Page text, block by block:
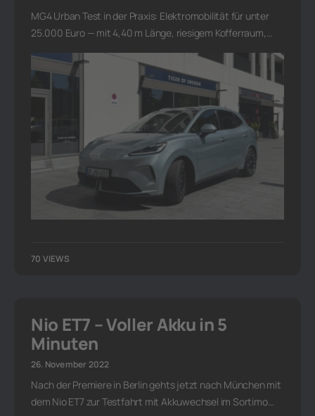
MG4 Urban Test in der Praxis: Elektromobilität für unter
25.000 Euro — mit 4,40 m Länge, riesigem Kofferraum,…
70 VIEWS
Nio ET7 – Voller Akku in 5
Minuten
26. November 2022
Nach der Premiere in Berlin gehts jetzt nach München mit
dem Nio ET7 zur Testfahrt mit Akkuwechsel im Sortimo…